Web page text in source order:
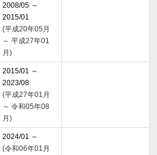
2008/05 ～
2015/01
(平成20年05月
～ 平成27年01
月)
2015/01 ～
2023/08
(平成27年01月
～ 令和05年08
月)
2024/01 ～
(令和06年01月